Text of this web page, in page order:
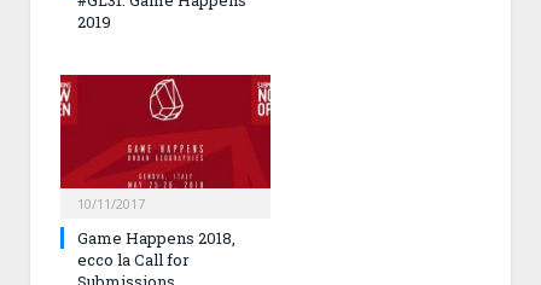
2019
10/11/2017
Game Happens 2018,
ecco la Call for